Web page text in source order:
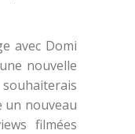
avec Domi
nouvelle
un nouveau
filmées